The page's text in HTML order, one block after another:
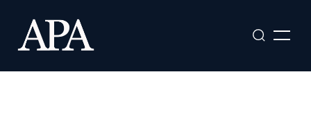
contenido